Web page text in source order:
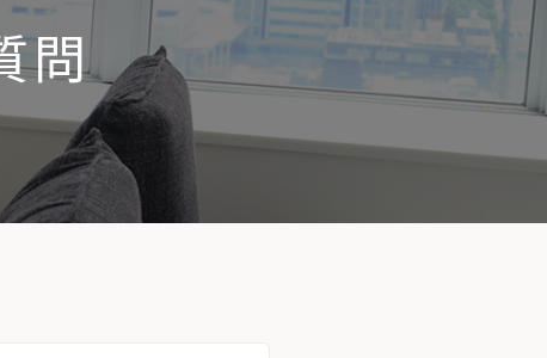
お知らせ
問